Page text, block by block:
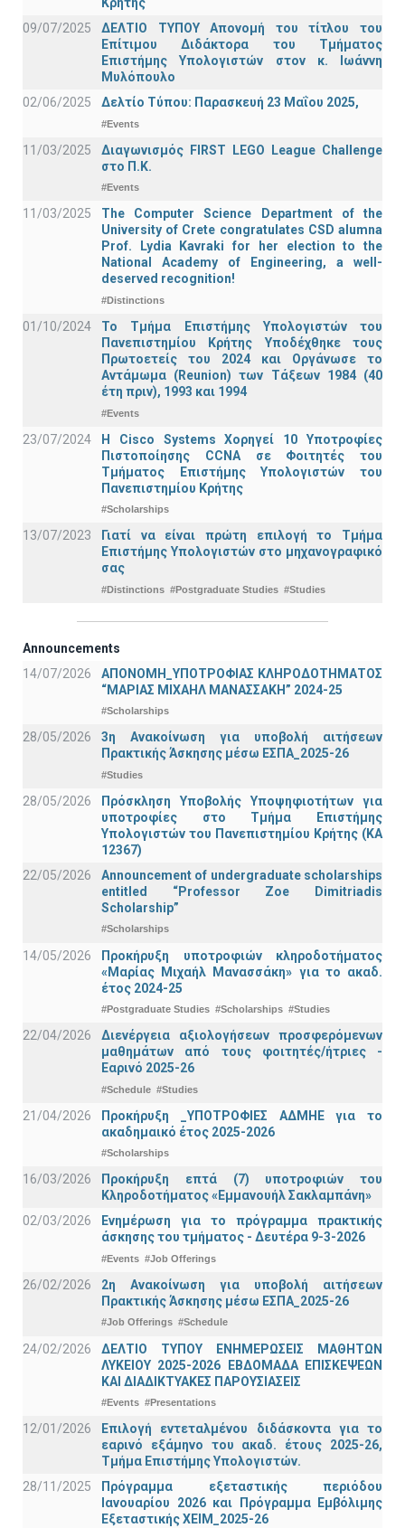
Κρήτης
09/07/2025
ΔΕΛΤΙΟ ΤΥΠΟΥ Απονομή του τίτλου του
Επίτιμου Διδάκτορα του Τμήματος
Επιστήμης Υπολογιστών στον κ. Ιωάννη
Μυλόπουλο
02/06/2025
Δελτίο Τύπου: Παρασκευή 23 Μαΐου 2025,
#Events
11/03/2025
Διαγωνισμός FIRST LEGO League Challenge
στο Π.Κ.
#Events
11/03/2025
The Computer Science Department of the
University of Crete congratulates CSD alumna
Prof. Lydia Kavraki for her election to the
National Academy of Engineering, a well-
deserved recognition!
#Distinctions
01/10/2024
Το Τμήμα Επιστήμης Υπολογιστών του
Πανεπιστημίου Κρήτης Υποδέχθηκε τους
Πρωτοετείς του 2024 και Οργάνωσε το
Αντάμωμα (Reunion) των Τάξεων 1984 (40
έτη πριν), 1993 και 1994
#Events
23/07/2024
Η Cisco Systems Χορηγεί 10 Υποτροφίες
Πιστοποίησης CCNA σε Φοιτητές του
Τμήματος Επιστήμης Υπολογιστών του
Πανεπιστημίου Κρήτης
#Scholarships
13/07/2023
Γιατί να είναι πρώτη επιλογή το Τμήμα
Επιστήμης Υπολογιστών στο μηχανογραφικό
σας
#Distinctions #Postgraduate Studies #Studies
Announcements
14/07/2026
ΑΠΟΝΟΜΗ_ΥΠΟΤΡΟΦΙΑΣ ΚΛΗΡΟΔΟΤΗΜΑΤΟΣ
“ΜΑΡΙΑΣ ΜΙΧΑΗΛ ΜΑΝΑΣΣΑΚΗ” 2024-25
#Scholarships
28/05/2026
3η Ανακοίνωση για υποβολή αιτήσεων
Πρακτικής Άσκησης μέσω ΕΣΠΑ_2025-26
#Studies
28/05/2026
Πρόσκληση Υποβολής Υποψηφιοτήτων για
υποτροφίες στο Τμήμα Επιστήμης
Υπολογιστών του Πανεπιστημίου Κρήτης (ΚΑ
12367)
22/05/2026
Announcement of undergraduate scholarships
entitled “Professor Zoe Dimitriadis
Scholarship”
#Scholarships
14/05/2026
Προκήρυξη υποτροφιών κληροδοτήματος
«Μαρίας Μιχαήλ Μανασσάκη» για το ακαδ.
έτος 2024-25
#Postgraduate Studies #Scholarships #Studies
22/04/2026
Διενέργεια αξιολογήσεων προσφερόμενων
μαθημάτων από τους φοιτητές/ήτριες -
Εαρινό 2025-26
#Schedule #Studies
21/04/2026
Προκήρυξη _ΥΠΟΤΡΟΦΙΕΣ ΑΔΜΗΕ για το
ακαδημαικό έτος 2025-2026
#Scholarships
16/03/2026
Προκήρυξη επτά (7) υποτροφιών του
Κληροδοτήματος «Εμμανουήλ Σακλαμπάνη»
02/03/2026
Ενημέρωση για το πρόγραμμα πρακτικής
άσκησης του τμήματος - Δευτέρα 9-3-2026
#Events #Job Offerings
26/02/2026
2η Ανακοίνωση για υποβολή αιτήσεων
Πρακτικής Άσκησης μέσω ΕΣΠΑ_2025-26
#Job Offerings #Schedule
24/02/2026
ΔΕΛΤΙΟ ΤΥΠΟΥ ΕΝΗΜΕΡΩΣΕΙΣ ΜΑΘΗΤΩΝ
ΛΥΚΕΙΟΥ 2025-2026 ΕΒΔΟΜΑΔΑ ΕΠΙΣΚΕΨΕΩΝ
ΚΑΙ ΔΙΑΔΙΚΤΥΑΚΕΣ ΠΑΡΟΥΣΙΑΣΕΙΣ
#Events #Presentations
12/01/2026
Επιλογή εντεταλμένου διδάσκοντα για το
εαρινό εξάμηνο του ακαδ. έτους 2025-26,
Τμήμα Επιστήμης Υπολογιστών.
28/11/2025
Πρόγραμμα εξεταστικής περιόδου
Ιανουαρίου 2026 και Πρόγραμμα Εμβόλιμης
Εξεταστικής ΧΕΙΜ_2025-26